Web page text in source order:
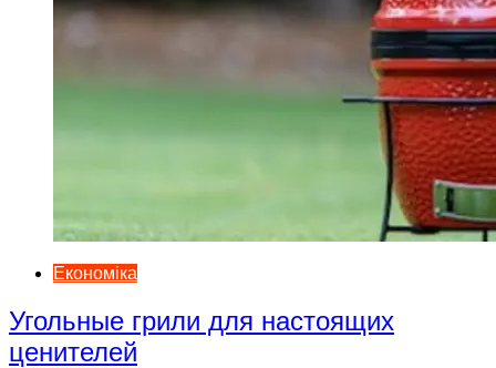
Економіка
Угольные грили для настоящих
ценителей